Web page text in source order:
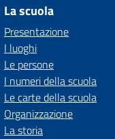
La scuola
Presentazione
I luoghi
Le persone
I numeri della scuola
Le carte della scuola
Organizzazione
La storia